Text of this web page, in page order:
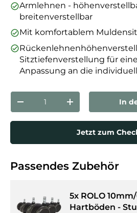
Armlehnen -
breitenverstellbar
Mit komfortablem
Sitztiefenverstellung für
Anpassung an die
Anzahl
Menge verringernMenge erhöhen
In
Jetzt zum
Passendes Zubehör
5x ROLO
Hartböden -